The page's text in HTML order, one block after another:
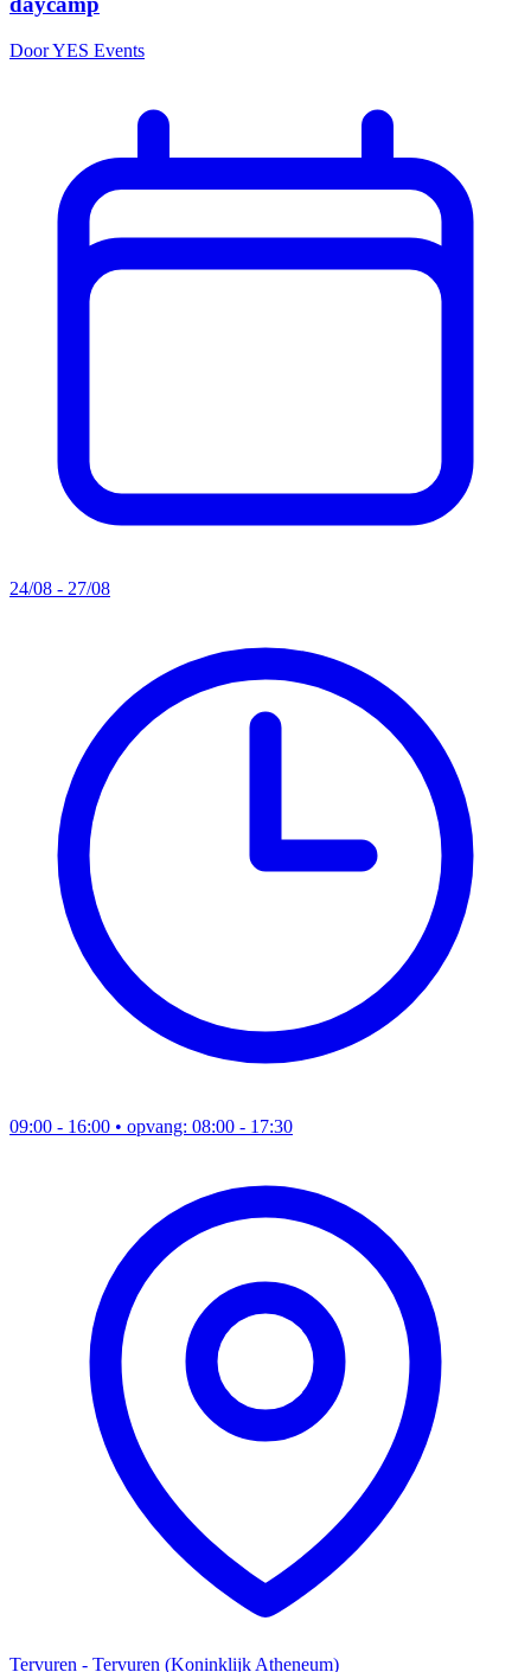
Door YES Events
24/08 - 27/08
09:00 - 16:00 • opvang: 08:00 - 17:30
Tervuren - Tervuren (Koninklijk Atheneum)